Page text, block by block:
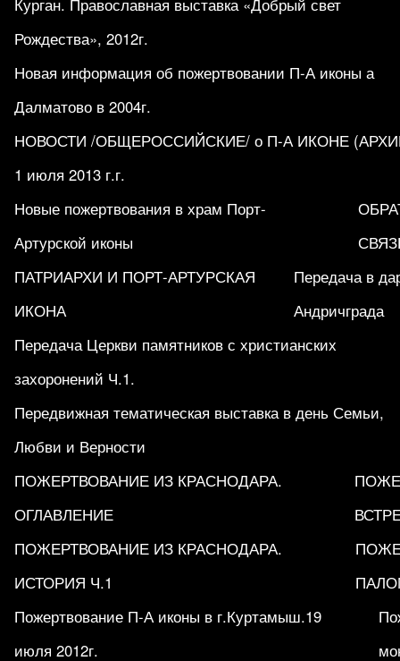
Курган. Православная выставка «Добрый свет
Рождества», 2012г.
Новая информация об пожертвовании П-А иконы а
Далматово в 2004г.
НОВОСТИ /ОБЩЕРОССИЙСКИЕ/ о П-А ИКОНЕ (АРХИВ
1 июля 2013 г.г.
Новые пожертвования в храм Порт-
Артурской иконы
ПАТРИАРХИ И ПОРТ-АРТУРСКАЯ
ИКОНА
Передача в
Андричграда
Передача Церкви памятников с христианских
захоронений Ч.1.
Передвижная тематическая выставка в день Семьи,
Любви и Верности
ПОЖЕРТВОВАНИЕ ИЗ КРАСНОДАРА.
ОГЛАВЛЕНИЕ
ПОЖЕРТВОВАНИЕ ИЗ КРАСНОДАРА.
ИСТОРИЯ Ч.1
Пожертвование П-А иконы в г.Куртамыш.19
июля 2012г.